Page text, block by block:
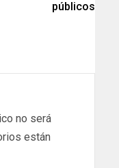
públicos
no será
están